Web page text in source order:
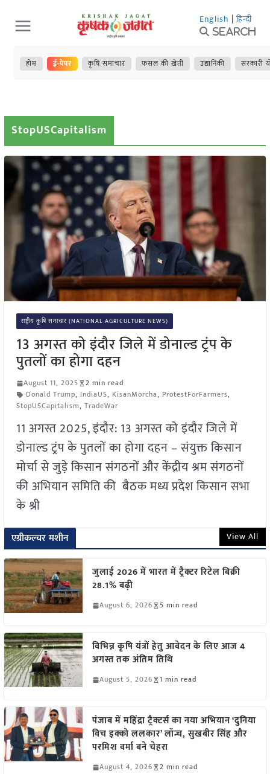
Skip
to
content
English | हिन्दी
Search
होम ई-पेपर कृषि समाचार फसल की खेती उद्यानिकी सरकारी
StopUSCapitalism
राष्ट्रीय कृषि समाचार (NATIONAL AGRICULTURE NEWS)
13 अगस्त को इंदौर जिले में डोनाल्ड ट्रंप के
पुतलों का होगा दहन
August 11, 2025
2 min read
Donald Trump, IndiaUS, KisanMorcha, ProtestForFarmers,
StopUSCapitalism, TradeWar
11 अगस्त 2025, इंदौर: 13 अगस्त को इंदौर जिले में
डोनाल्ड ट्रंप के पुतलों का होगा दहन – संयुक्त किसान
मोर्चा से जुड़े किसान संगठनों और केंद्रीय श्रम संगठनों
की अभियान समिति की बैठक मध्य प्रदेश किसान सभा
के श्री
एग्रीकल्चर मशीन View All
जुलाई 2026 में भारत में ट्रैक्टर रिटेल बिक्री
28.1% बढ़ी
August 6, 2026 5 min read
विभिन्न कृषि यंत्रों हेतु आवेदन के लिए आज 4
अगस्त तक अंतिम तिथि
August 5, 2026 1 min read
पंजाब में महिंद्रा ट्रैक्टर्स का नया अभियान ‘दुनिया
विच इक्को ललकार’ लॉन्च, सुखबीर सिंह और
परमिश वर्मा बने चेहरा
August 4, 2026 2 min read